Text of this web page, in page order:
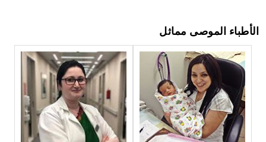
الأطباء الموصى مماثل